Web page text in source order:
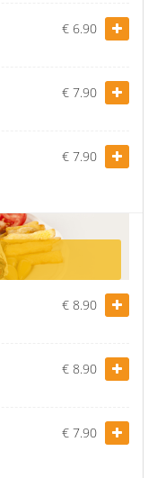
€ 6.90
€ 7.90
€ 7.90
€ 8.90
€ 8.90
€ 7.90